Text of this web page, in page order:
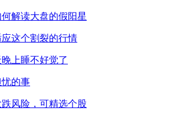
何解读大盘的假阳星
这个割裂的行情
上睡不好觉了
的事
风险，可精选个股